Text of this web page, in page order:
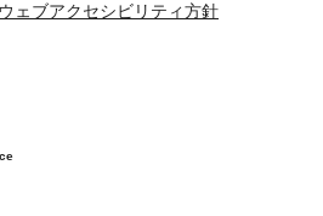
ウェブアクセシビリティ方針